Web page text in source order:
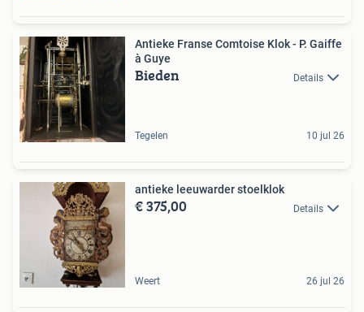
Antieke Franse Comtoise Klok - P. Gaiffe
à Guye
Bieden Details
Tegelen 10 jul 26
antieke leeuwarder stoelklok
€ 375,00 Details
Weert 26 jul 26